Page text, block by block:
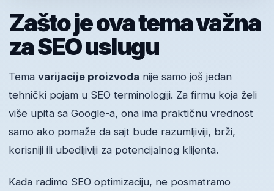
Zašto je ova tema važna
za SEO uslugu
Tema varijacije proizvoda nije samo još jedan
tehnički pojam u SEO terminologiji. Za firmu koja želi
više upita sa Google-a, ona ima praktičnu vrednost
samo ako pomaže da sajt bude razumljiviji, brži,
korisniji ili ubedljiviji za potencijalnog klijenta.
Kada radimo SEO optimizaciju, ne posmatramo